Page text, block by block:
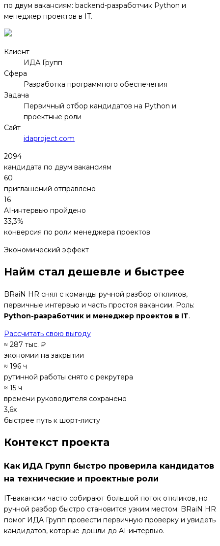
по двум вакансиям: backend-разработчик Python и
менеджер проектов в IT.
Клиент
ИДА Групп
Сфера
Разработка программного обеспечения
Задача
Первичный отбор кандидатов на Python и
проектные роли
Сайт
idaproject.com
2094
кандидата по двум вакансиям
60
приглашений отправлено
16
AI-интервью пройдено
33,3%
конверсия по роли менеджера проектов
Экономический эффект
Найм стал дешевле и быстрее
BRaiN HR снял с команды ручной разбор откликов,
первичные интервью и часть простоя вакансии. Роль:
Python-разработчик и менеджер проектов в IT.
Рассчитать свою выгоду
≈ 287 тыс. ₽
экономии на закрытии
≈ 196 ч
рутинной работы снято с рекрутера
≈ 15 ч
времени руководителя сохранено
3,6x
быстрее путь к шорт-листу
Контекст проекта
Как ИДА Групп быстро проверила кандидатов
на технические и проектные роли
IT-вакансии часто собирают большой поток откликов, но
ручной разбор быстро становится узким местом. BRaiN HR
помог ИДА Групп провести первичную проверку и увидеть
кандидатов, которые дошли до AI-интервью.